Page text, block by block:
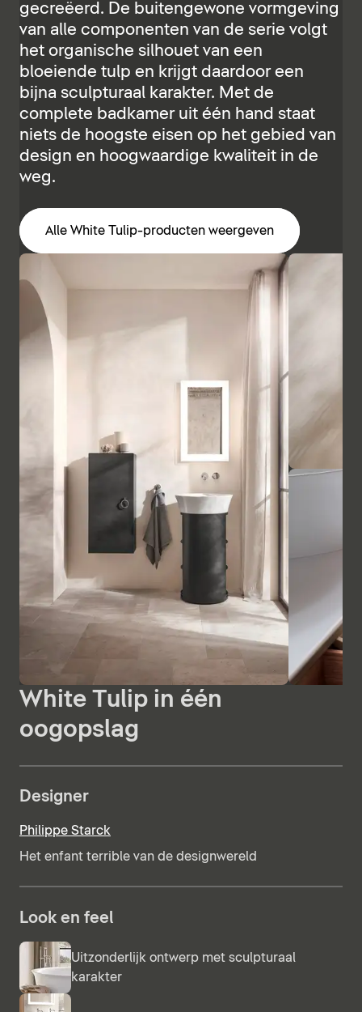
gecreëerd. De buitengewone vormgeving
van alle componenten van de serie volgt
het organische silhouet van een
bloeiende tulp en krijgt daardoor een
bijna sculpturaal karakter. Met de
complete badkamer uit één hand staat
niets de hoogste eisen op het gebied van
design en hoogwaardige kwaliteit in de
weg.
Alle White Tulip-producten weergeven
White Tulip in één
oogopslag
Designer
Philippe Starck
Het enfant terrible van de designwereld
Look en feel
Uitzonderlijk ontwerp met sculpturaal
karakter